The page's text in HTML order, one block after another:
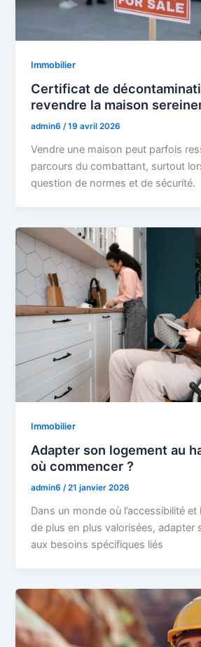
Immobilier
Certificat de
revendre la maison
admin6/19 avril 2026
Vendre une maison peut parfois
parcours du combattant, surtout
question de normes et de sécurité.
Immobilier
Adapter son logement au
où commencer ?
admin6/21 janvier 2026
Dans un monde où l’accessibilité et
de plus en plus valorisées, adapter
aux besoins spécifiques liés